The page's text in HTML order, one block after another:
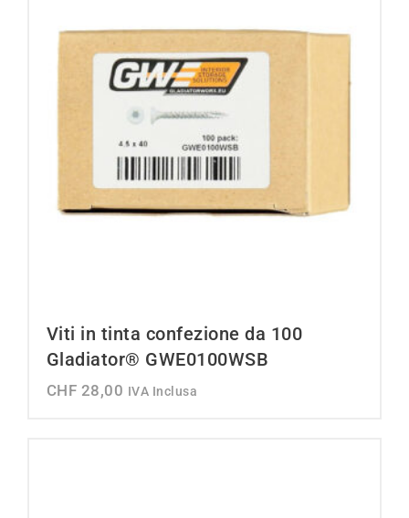
Viti in tinta confezione da 100
Gladiator® GWE0100WSB
CHF 28,00 IVA Inclusa